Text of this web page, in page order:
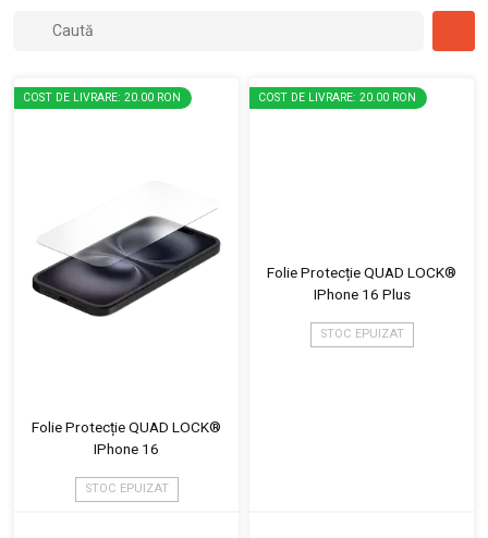
COST DE LIVRARE: 20.00 RON
Folie Protecție QUAD LOCK®
IPhone 16
STOC EPUIZAT
COST DE LIVRARE: 20.00 RON
Folie Protecție QUAD LOCK®
IPhone 16 Plus
STOC EPUIZAT